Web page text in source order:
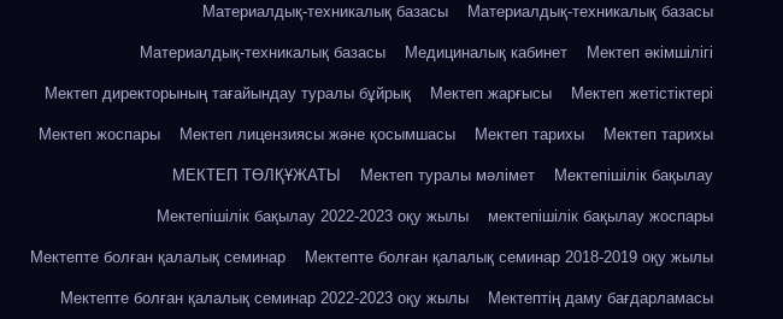
Материалдық-техникалық базасы Материалдық-техникалық базасы
Материалдық-техникалық базасы Медициналық кабинет Мектеп әкімшілігі
Мектеп директорының тағайындау туралы бұйрық Мектеп жарғысы Мектеп жетістіктері
Мектеп жоспары Мектеп лицензиясы және қосымшасы Мектеп тарихы Мектеп тарихы
МЕКТЕП ТӨЛҚҰЖАТЫ Мектеп туралы мәлімет Мектепішілік бақылау
Мектепішілік бақылау 2022-2023 оқу жылы мектепішілік бақылау жоспары
Мектепте болған қалалық семинар Мектепте болған қалалық семинар 2018-2019 оқу жылы
Мектепте болған қалалық семинар 2022-2023 оқу жылы Мектептің даму бағдарламасы